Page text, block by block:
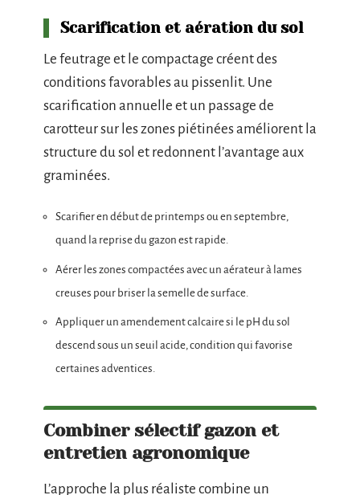
Scarification et aération du sol
Le feutrage et le compactage créent des
conditions favorables au pissenlit. Une
scarification annuelle et un passage de
carotteur sur les zones piétinées améliorent la
structure du sol et redonnent l’avantage aux
graminées.
Scarifier en début de printemps ou en septembre,
quand la reprise du gazon est rapide.
Aérer les zones compactées avec un aérateur à lames
creuses pour briser la semelle de surface.
Appliquer un amendement calcaire si le pH du sol
descend sous un seuil acide, condition qui favorise
certaines adventices.
Combiner sélectif gazon et
entretien agronomique
L’approche la plus réaliste combine un